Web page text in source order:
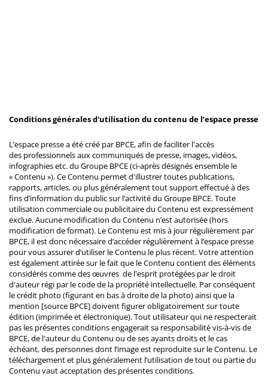
Conditions générales d'utilisation du contenu de l’espace presse
L’espace presse a été créé par BPCE, afin de faciliter l'accès
des professionnels aux communiqués de presse, images, vidéos,
infographies etc. du Groupe BPCE (ci-après désignés ensemble le
« Contenu »). Ce Contenu permet d'illustrer toutes publications,
rapports, articles, ou plus généralement tout support effectué à des
fins d’information du public sur l’activité du Groupe BPCE. Toute
utilisation commerciale ou publicitaire du Contenu est expressément
exclue. Aucune modification du Contenu n’est autorisée (hors
modification de format). Le Contenu est mis à jour régulièrement par
BPCE, il est donc nécessaire d’accéder régulièrement à l’espace presse
pour vous assurer d’utiliser le Contenu le plus récent. Votre attention
est également attirée sur le fait que le Contenu contient des éléments
considérés comme des œuvres de l'esprit protégées par le droit
d'auteur régi par le code de la propriété intellectuelle. Par conséquent
le crédit photo (figurant en bas à droite de la photo) ainsi que la
mention [source BPCE] doivent figurer obligatoirement sur toute
édition (imprimée et électronique). Tout utilisateur qui ne respecterait
pas les présentes conditions engagerait sa responsabilité vis-à-vis de
BPCE, de l'auteur du Contenu ou de ses ayants droits et le cas
échéant, des personnes dont l’image est reproduite sur le Contenu. Le
téléchargement et plus généralement l’utilisation de tout ou partie du
Contenu vaut acceptation des présentes conditions.